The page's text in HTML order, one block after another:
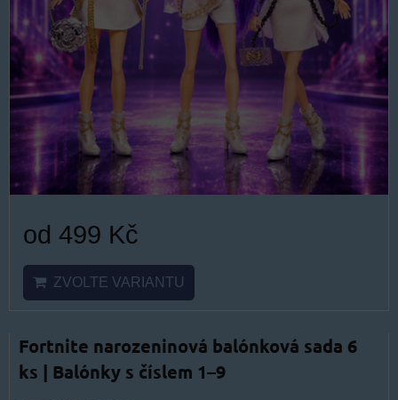
od 499 Kč
ZVOLTE VARIANTU
Fortnite narozeninová balónková sada 6
ks | Balónky s číslem 1–9